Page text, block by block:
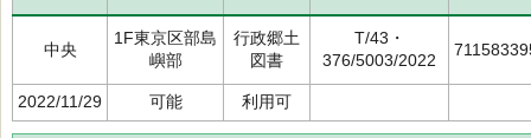
中央
1F東京区部島
嶼部
行政郷土
図書
T/43・
376/5003/2022
2022/11/29 可能 利用可